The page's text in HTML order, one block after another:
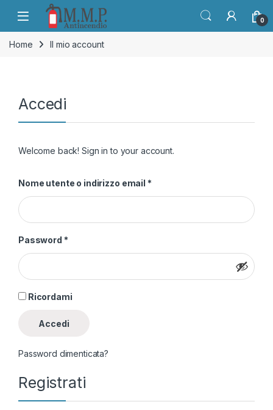
Skip to navigation
Skip to content
Open 0
Home Il mio account
Accedi
Welcome back! Sign in to your account.
Nome utente o indirizzo email *Richiesto
Password *Richiesto
Ricordami
Accedi
Password dimenticata?
Registrati